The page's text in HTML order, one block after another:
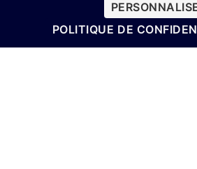
Recevez Nos Conseils
POLITIQUE DE